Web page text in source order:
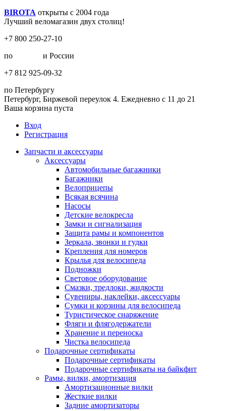
BIROTA открыты с 2004 года
Лучший веломагазин двух столиц!
+7 800 250-27-10
по
и России
+7 812 925-09-32
по Петербургу
Петербург, Биржевой переулок 4. Ежедневно с 11 до 21
Ваша корзина пуста
Вход
Регистрация
Запчасти и аксессуары
Аксессуары
Автомобильные багажники
Багажники
Велоприцепы
Всякая всячина
Насосы
Детские велокресла
Замки и сигнализация
Защита рамы и компонентов
Зеркала, звонки и гудки
Крепления для номеров
Крылья для велосипеда
Подножки
Световое оборудование
Смазки, тредлоки, жидкости
Сувениры, наклейки, аксессуары
Сумки и корзины для велосипеда
Туристическое снаряжение
Фляги и флягодержатели
Хранение и переноска
Чистка велосипеда
Подарочные сертификаты
Подарочные сертификаты
Подарочные сертификаты на байкфит
Рамы, вилки, амортизация
Амортизационные вилки
Жесткие вилки
Задние амортизаторы